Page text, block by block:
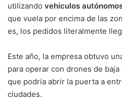
utilizando vehículos
que vuela por encima de las
es, los pedidos literalmente
Este año, la empresa obtuvo
para operar con drones de
que podría abrir la puerta a
ciudades.